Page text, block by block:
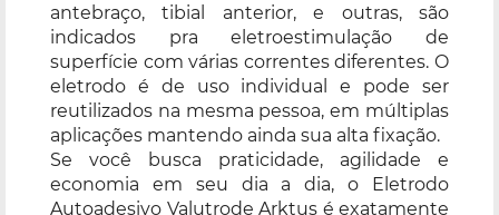
antebraço, tibial anterior, e outras, são
indicados pra eletroestimulação de
superfície com várias correntes diferentes. O
eletrodo é de uso individual e pode ser
reutilizados na mesma pessoa, em múltiplas
aplicações mantendo ainda sua alta fixação.
Se você busca praticidade, agilidade e
economia em seu dia a dia, o Eletrodo
Autoadesivo Valutrode Arktus é exatamente